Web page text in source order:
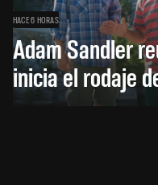
HACE 6 HORAS
Adam Sandler
inicia el rodaje